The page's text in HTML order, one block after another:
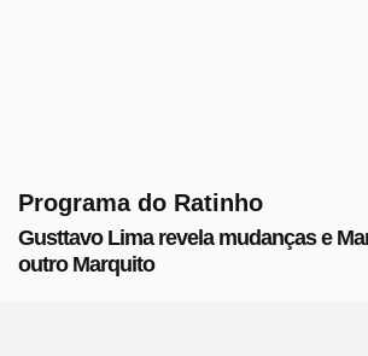
Programa do Ratinho
Gusttavo Lima revela mudanças e
outro Marquito